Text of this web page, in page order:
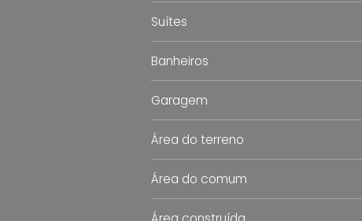
Suítes
Banheiros
Garagem
Área do terreno
Área do comum